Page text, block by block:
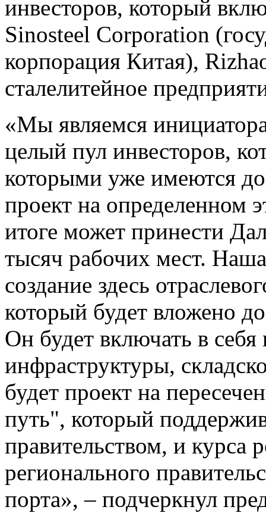
инвесторов, который
Sinosteel Corporation
корпорация Китая),
сталелитейное
«Мы являемся
целый пул инвесторов,
которыми уже имеются
проект на определенном
итоге может принести
тысяч рабочих мест. Наша
создание здесь
который будет вложено
Он будет включать в
инфраструктуры,
будет проект на
путь", который
правительством, и курса
регионального
порта», – подчеркнул